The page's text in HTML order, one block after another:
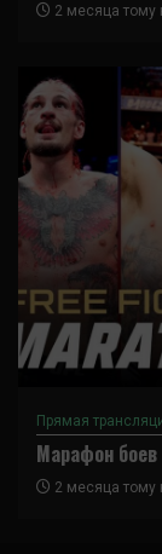
2 месяца тому
Прямая
Марафон боев
2 месяца тому